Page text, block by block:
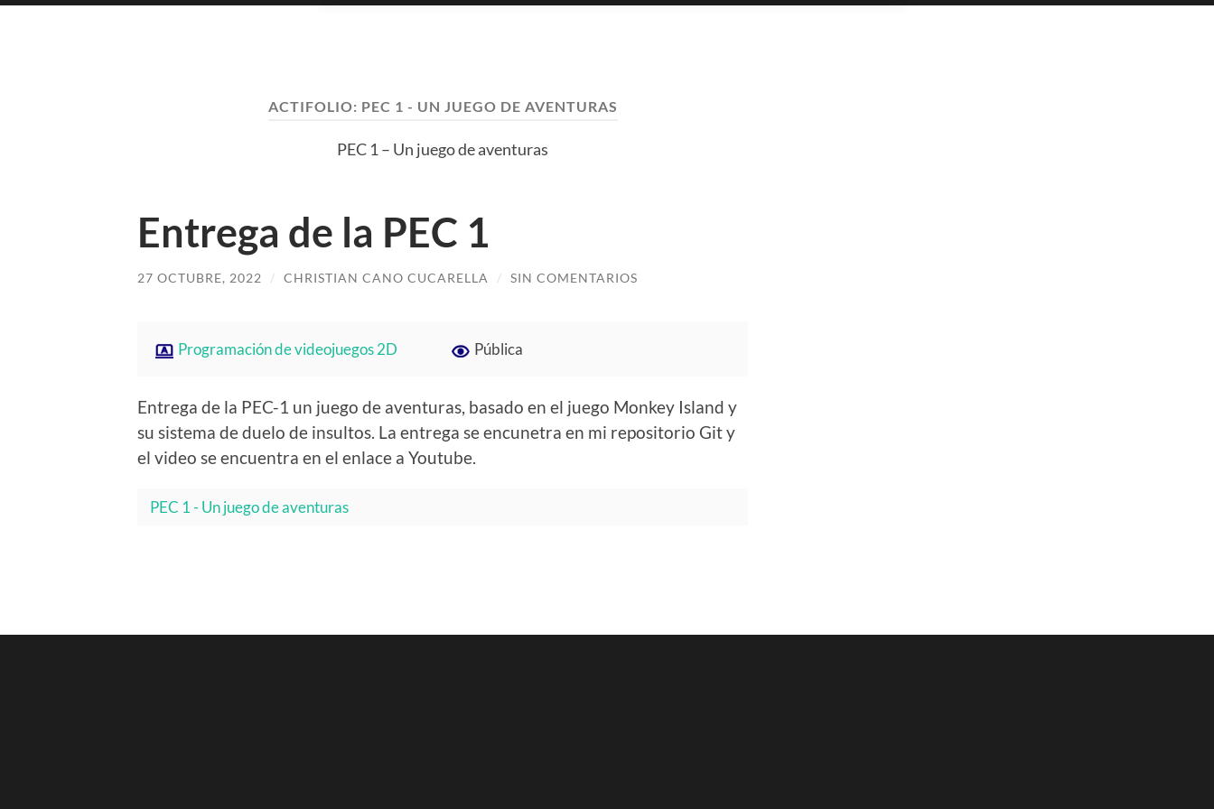
ACTIFOLIO: PEC 1 - UN JUEGO DE AVENTURAS
PEC 1 – Un juego de aventuras
Entrega de la PEC 1
27 OCTUBRE, 2022 / CHRISTIAN CANO CUCARELLA / SIN COMENTARIOS
Programación de videojuegos 2D Pública
Entrega de la PEC-1 un juego de aventuras, basado en el juego Monkey Island y
su sistema de duelo de insultos. La entrega se encunetra en mi repositorio Git y
el video se encuentra en el enlace a Youtube.
PEC 1 - Un juego de aventuras